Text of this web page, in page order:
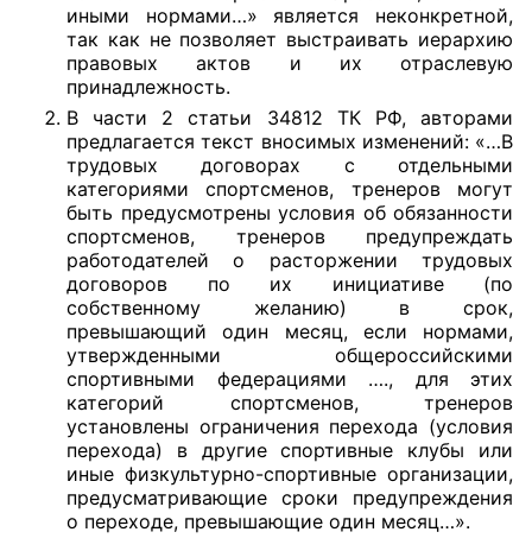
Экспертный совет ОП КО
Совет ОП КО
Общественный штаб
Члены ОП КО
Документы ОП КО
Регламент ОП КО
Кодекс этики ОП КО
Положения
Соглашения
Рекомендации
иными нормами…» является неконкретной,
так как не позволяет выстраивать иерархию
правовых актов и их отраслевую
принадлежность.
В части 2 статьи 34812 ТК РФ, авторами
предлагается текст вносимых изменений: «…В
трудовых договорах с отдельными
категориями спортсменов, тренеров могут
быть предусмотрены условия об обязанности
спортсменов, тренеров предупреждать
работодателей о расторжении трудовых
договоров по их инициативе (по
собственному желанию) в срок,
превышающий один месяц, если нормами,
утвержденными общероссийскими
спортивными федерациями …., для этих
категорий спортсменов, тренеров
установлены ограничения перехода (условия
перехода) в другие спортивные клубы или
иные физкультурно-спортивные организации,
предусматривающие сроки предупреждения
о переходе, превышающие один месяц…».